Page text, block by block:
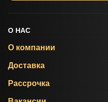
О НАС
О компании
Доставка
Рассрочка